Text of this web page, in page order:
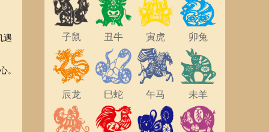
遇
。
子鼠 丑牛 寅虎 卯兔
辰龙 巳蛇 午马 未羊